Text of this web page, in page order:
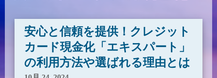
安心と信頼を提供！クレジット
カード現金化「エキスパート」
の利用方法や選ばれる理由とは